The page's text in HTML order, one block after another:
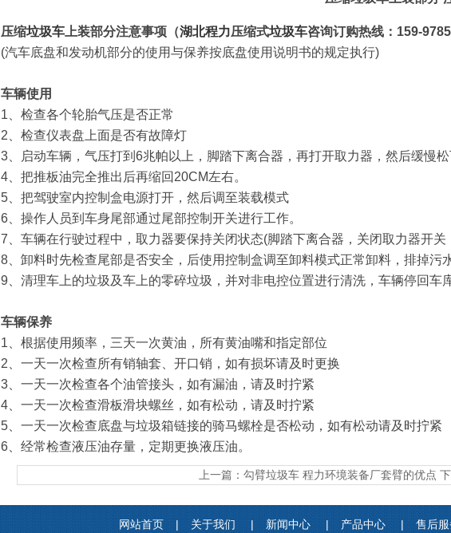
压缩垃圾车 上装部分注意事项（湖北程力压缩式垃圾车咨询订购热线：159-
(汽车底盘和发动机部分的使用与保养按底盘使用说明书的规定执行)
车辆使用
1、检查各个轮胎气压是否正常
2、检查仪表盘上面是否有故障灯
3、启动车辆，气压打到6兆帕以上，脚踏下离合器，再打开取力器，然后缓慢
4、把推板油完全推出后再缩回20CM左右。
5、把驾驶室内控制盒电源打开，然后调至装载模式
6、操作人员到车身尾部通过尾部控制开关进行工作。
7、车辆在行驶过程中，取力器要保持关闭状态(脚踏下离合器，关闭取力器开关
8、卸料时先检查尾部是否安全，后使用控制盒调至卸料模式正常卸料，排掉污
9、清理车上的垃圾及车上的零碎垃圾，并对非电控位置进行清洗，车辆停回车
车辆保养
1、根据使用频率，三天一次黄油，所有黄油嘴和指定部位
2、一天一次检查所有销轴套、开口销，如有损坏请及时更换
3、一天一次检查各个油管接头，如有漏油，请及时拧紧
4、一天一次检查滑板滑块螺丝，如有松动，请及时拧紧
5、一天一次检查底盘与垃圾箱链接的骑马螺栓是否松动，如有松动请及时拧紧
6、经常检查液压油存量，定期更换液压油。
上一篇： 勾臂垃圾车 程力环境装备厂套臂的优点
网站首页 | 关于我们 | 新闻中心 | 产品中心 | 售后服